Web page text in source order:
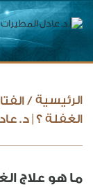
الرئيسية /
الغفلة ؟ | د.
ما هو علاج